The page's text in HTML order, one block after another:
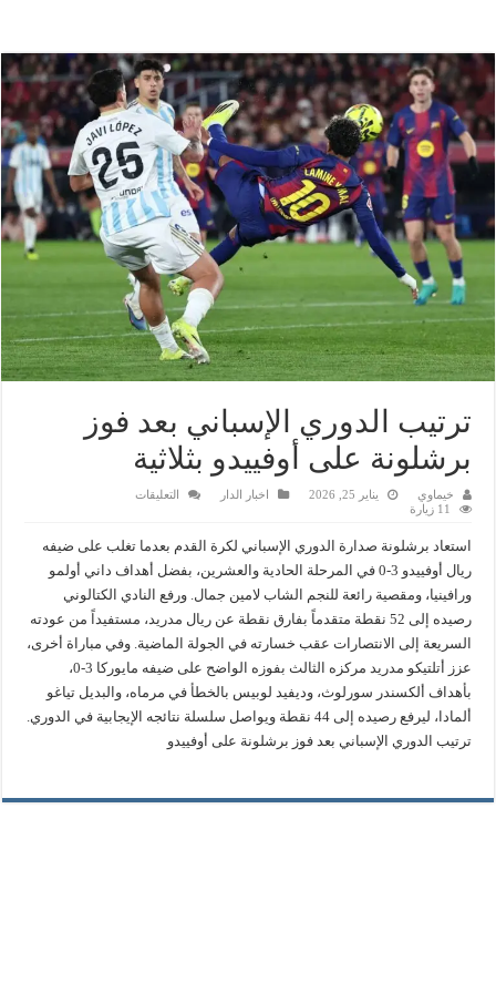
ترتيب الدوري الإسباني بعد فوز
برشلونة على أوفييدو بثلاثية
خيماوي يناير 25, 2026 اخبار الدار التعليقاتعلى
الإسباني
بعد
فوز
برشلونة
على
بثلاثية
مغلقة
11 زيارة
استعاد برشلونة صدارة الدوري الإسباني لكرة القدم بعدما تغلب على ضيفه
ريال أوفييدو 3-0 في المرحلة الحادية والعشرين، بفضل أهداف داني أولمو
ورافينيا، ومقصية رائعة للنجم الشاب لامين جمال. ورفع النادي الكتالوني
رصيده إلى 52 نقطة متقدماً بفارق نقطة عن ريال مدريد، مستفيداً من عودته
السريعة إلى الانتصارات عقب خسارته في الجولة الماضية. وفي مباراة أخرى،
عزز أتلتيكو مدريد مركزه الثالث بفوزه الواضح على ضيفه مايوركا 3-0،
بأهداف ألكسندر سورلوث، وديفيد لوبيس بالخطأ في مرماه، والبديل تياغو
ألمادا، ليرفع رصيده إلى 44 نقطة ويواصل سلسلة نتائجه الإيجابية في الدوري.
ترتيب الدوري الإسباني بعد فوز برشلونة على أوفييدو